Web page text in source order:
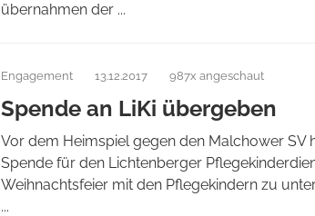
übernahmen der ...
Engagement 13.12.2017 987x angeschaut
Spende an LiKi übergeben
Vor dem Heimspiel gegen den Malchower SV
Spende für den Lichtenberger
Weihnachtsfeier mit den Pflegekindern zu
...